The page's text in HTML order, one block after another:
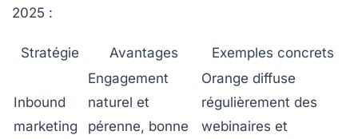
2025 :
Stratégie Avantages Exemples concrets
Inbound
marketing
Engagement
naturel et
pérenne, bonne
Orange diffuse
régulièrement des
webinaires et